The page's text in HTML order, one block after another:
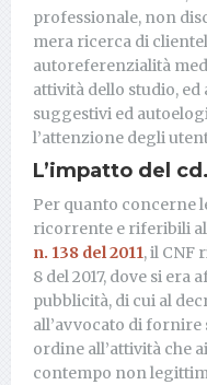
professionale, non
mera ricerca di
autoreferenzialità
attività dello studio,
suggestivi ed
l’attenzione degli
L’impatto del
Per quanto concerne
ricorrente e riferibili
n. 138 del 2011, il CNF
8 del 2017, dove si
pubblicità, di cui al
all’avvocato di
ordine all’attività che
contempo non